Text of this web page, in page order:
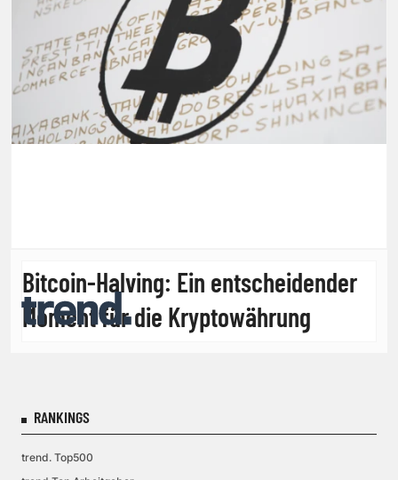
Bitcoin-Halving: Ein entscheidender
Moment für die Kryptowährung
RANKINGS
trend. Top500